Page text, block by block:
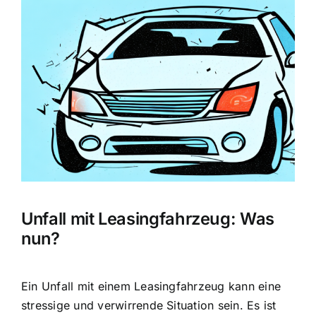
Unfall mit Leasingfahrzeug: Was
nun?
Ein Unfall mit einem Leasingfahrzeug kann eine
stressige und verwirrende Situation sein. Es ist